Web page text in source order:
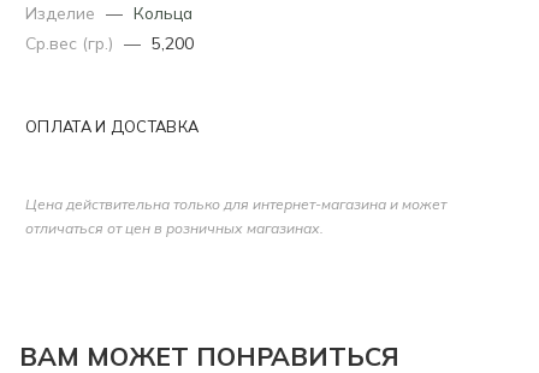
Изделие — Кольца
Ср.вес (гр.) — 5,200
ОПЛАТА И ДОСТАВКА
Цена действительна только для интернет-магазина и может
отличаться от цен в розничных магазинах.
ВАМ МОЖЕТ ПОНРАВИТЬСЯ